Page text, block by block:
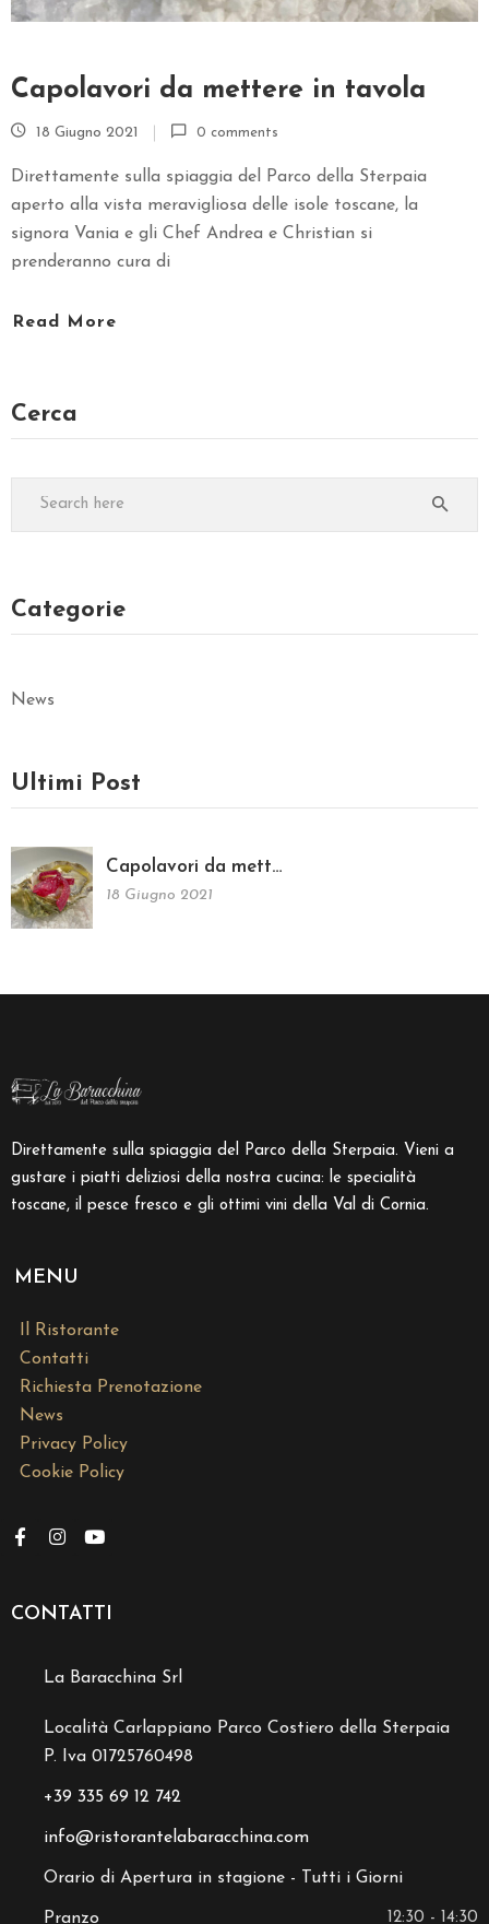
A
T
I
Capolavori da mettere in tavola
18 Giugno 2021 0 comments
Direttamente sulla spiaggia del Parco della Sterpaia
aperto alla vista meravigliosa delle isole toscane, la
signora Vania e gli Chef Andrea e Christian si
prenderanno cura di
Read More
Cerca
Categorie
News
Ultimi Post
Capolavori da mett…
18 Giugno 2021
Direttamente sulla spiaggia del Parco della Sterpaia. Vieni a
gustare i piatti deliziosi della nostra cucina: le specialità
toscane, il pesce fresco e gli ottimi vini della Val di Cornia.
MENU
Il Ristorante
Contatti
Richiesta Prenotazione
News
Privacy Policy
Cookie Policy
CONTATTI
La Baracchina Srl
Località Carlappiano Parco Costiero della Sterpaia
P. Iva 01725760498
+39 335 69 12 742
info@ristorantelabaracchina.com
Orario di Apertura in stagione - Tutti i Giorni
Pranzo 12:30 - 14:30